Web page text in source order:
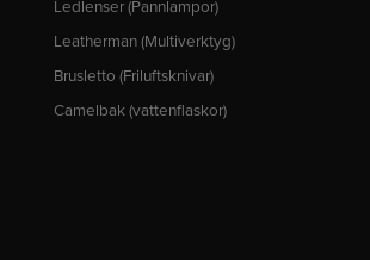
Ledlenser (Pannlampor)
Leatherman (Multiverktyg)
Brusletto (Friluftsknivar)
Camelbak (vattenflaskor)